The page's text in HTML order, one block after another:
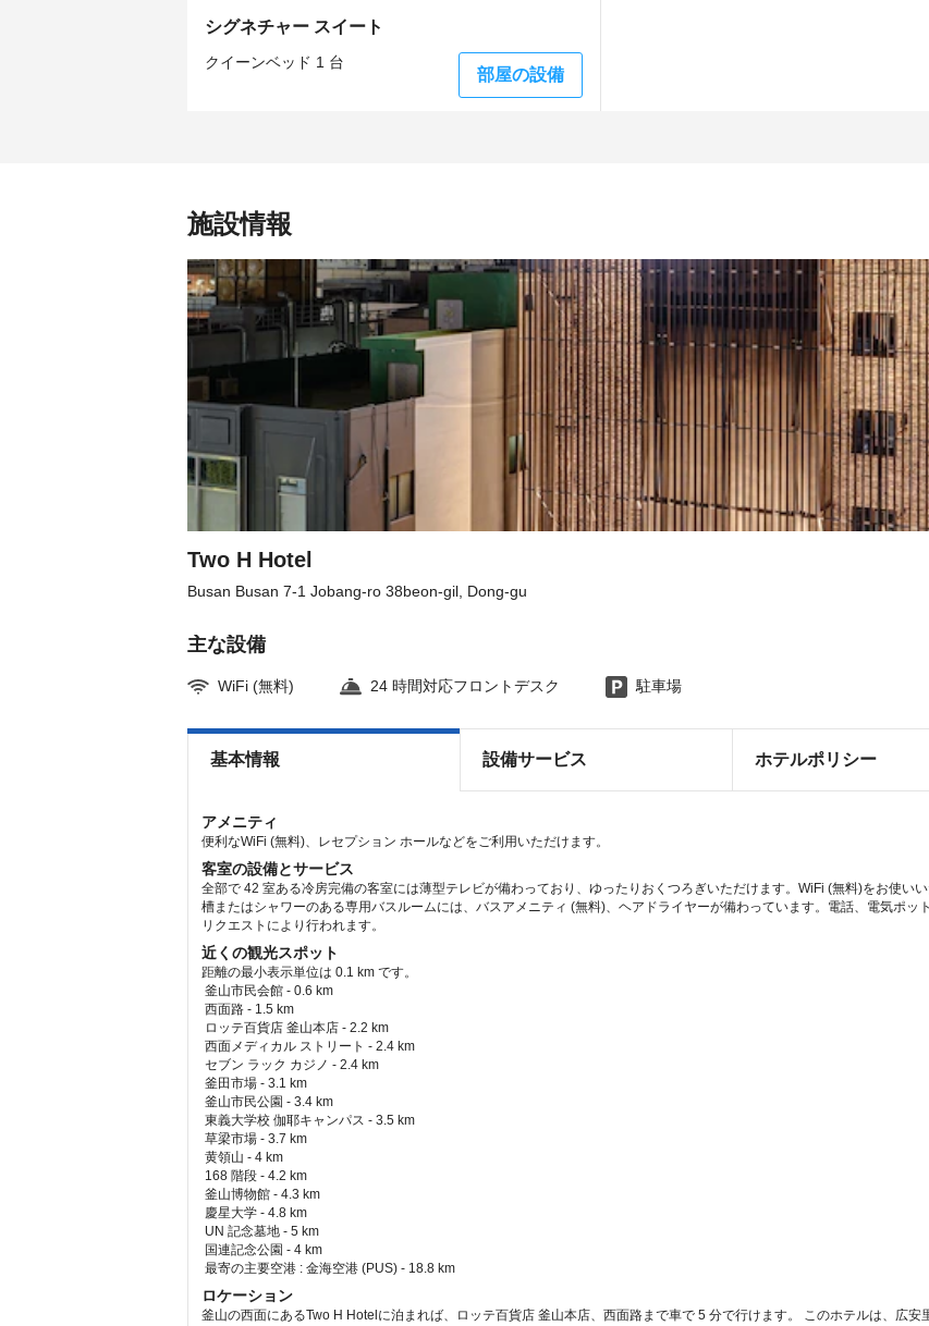
シグネチャー スイート
クイーンベッド 1 台
部屋の設備
施設情報
Two H Hotel
Busan Busan 7-1 Jobang-ro 38beon-gil, Dong-gu
主な設備
WiFi (無料) 24 時間対応フロントデスク 駐車場
基本情報 設備サービス ホテルポリシー
アメニティ
便利なWiFi (無料)、レセプション ホールなどをご利用いただけます。
客室の設備とサービス
全部で 42 室ある冷房完備の客室には薄型テレビが備わっており、ゆったりおくつろぎいただけます。WiFi (無料)をお使い
槽またはシャワーのある専用バスルームには、バスアメニティ (無料)、ヘアドライヤーが備わっています。電話、電気ポッ
リクエストにより行われます。
近くの観光スポット
距離の最小表示単位は 0.1 km です。
釜山市民会館 - 0.6 km
西面路 - 1.5 km
ロッテ百貨店 釜山本店 - 2.2 km
西面メディカル ストリート - 2.4 km
セブン ラック カジノ - 2.4 km
釜田市場 - 3.1 km
釜山市民公園 - 3.4 km
東義大学校 伽耶キャンパス - 3.5 km
草梁市場 - 3.7 km
黄領山 - 4 km
168 階段 - 4.2 km
釜山博物館 - 4.3 km
慶星大学 - 4.8 km
UN 記念墓地 - 5 km
国連記念公園 - 4 km
最寄の主要空港 : 金海空港 (PUS) - 18.8 km
ロケーション
釜山の西面にあるTwo H Hotelに泊まれば、ロッテ百貨店 釜山本店、西面路まで車で 5 分で行けます。 このホテルは、広